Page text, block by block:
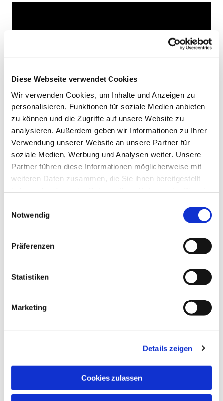
Diese Webseite verwendet Cookies
Wir verwenden Cookies, um Inhalte und Anzeigen zu
personalisieren, Funktionen für soziale Medien anbieten
zu können und die Zugriffe auf unsere Website zu
analysieren. Außerdem geben wir Informationen zu Ihrer
Verwendung unserer Website an unsere Partner für
soziale Medien, Werbung und Analysen weiter. Unsere
Partner führen diese Informationen möglicherweise mit
weiteren Daten zusammen, die Sie ihnen bereitgestellt
Notwendig
Präferenzen
Statistiken
Marketing
Details zeigen
Cookies zulassen
Dies könnte Sie auch
Die Kita
Die Kirchen